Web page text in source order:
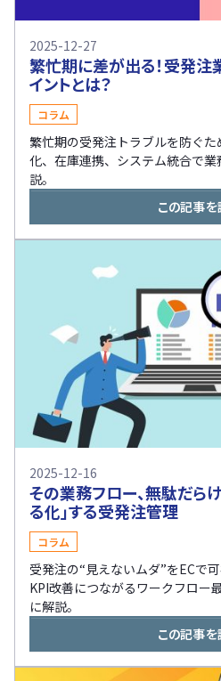
2025-12-27
繁忙期に差が出る！受発
イントとは？
コラム
繁忙期の受発注トラブルを防ぐ
化、在庫連携、システム統合で
説。
この記事
2025-12-16
その業務フロー、無駄だら
る化」する受発注管理
コラム
受発注の“見えないムダ”をECで
KPI改善につながるワークフロー
に解説。
この記事